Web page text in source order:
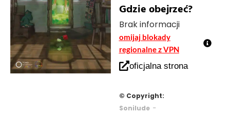
Gdzie obejrzeć?
Brak informacji
omijaj blokady
regionalne z VPN
oficjalna strona
© Copyright:
Sonilude-